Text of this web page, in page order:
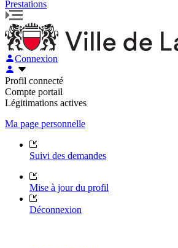
Prestations
Connexion
Profil connecté
Compte portail
Légitimations actives
Ma page personnelle
Suivi des demandes
Mise à jour du profil
Déconnexion